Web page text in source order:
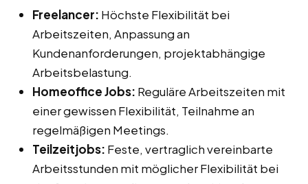
Freelancer: Höchste Flexibilität bei
Arbeitszeiten, Anpassung an
Kundenanforderungen, projektabhängige
Arbeitsbelastung.
Homeoffice Jobs: Reguläre Arbeitszeiten mit
einer gewissen Flexibilität, Teilnahme an
regelmäßigen Meetings.
Teilzeitjobs: Feste, vertraglich vereinbarte
Arbeitsstunden mit möglicher Flexibilität bei